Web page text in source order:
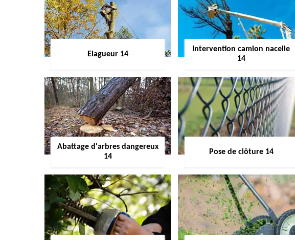
Elagueur 14
Intervention camion nacelle
14
Abattage d'arbres dangereux
14
Pose de clôture 14